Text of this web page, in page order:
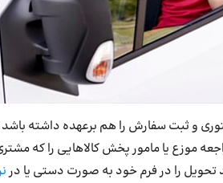
و ثبت سفارش را هم برعهده داشته باشد
موزع یا مامور پخش کالاهایی را که
تحویل را در فرم خود به صورت دستی یا در